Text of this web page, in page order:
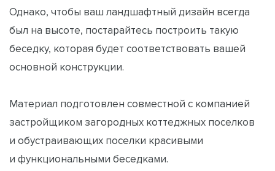
Однако, чтобы ваш ландшафтный дизайн всегда
был на высоте, постарайтесь построить такую
беседку, которая будет соответствовать вашей
основной конструкции.
Материал подготовлен совместной с компанией
застройщиком загородных коттеджных поселков
и обустраивающих поселки красивыми
и функциональными беседками.